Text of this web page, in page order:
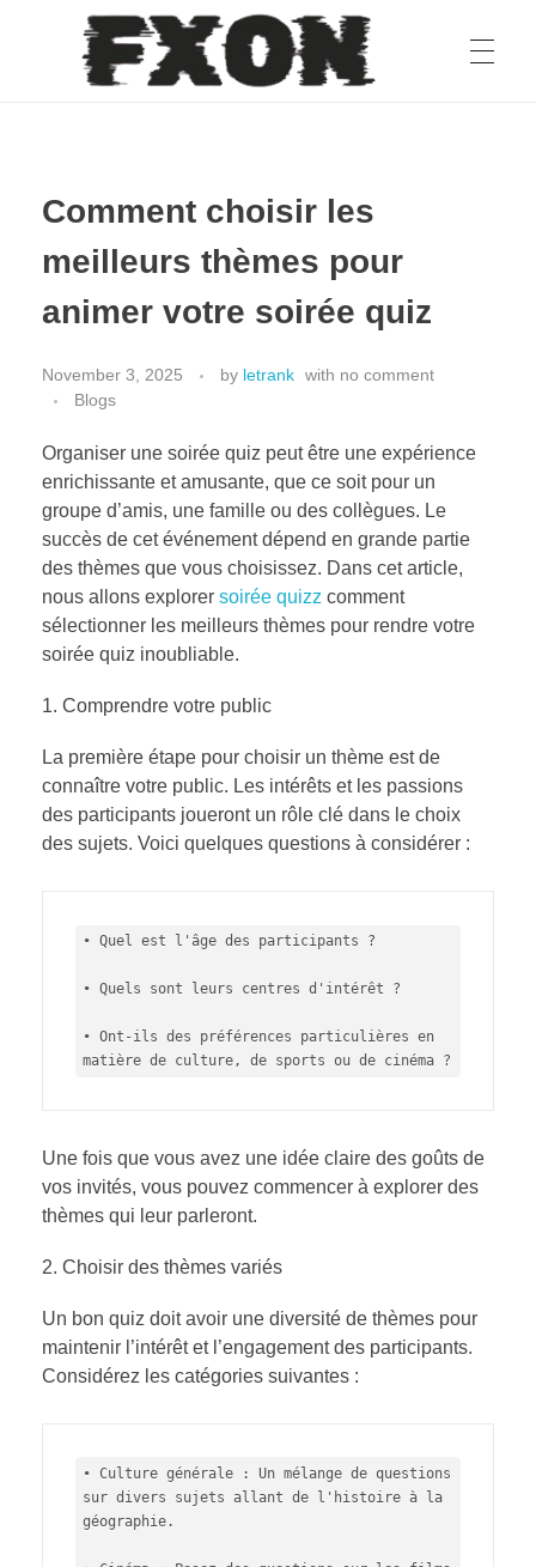
fxon
Comment choisir les
meilleurs thèmes pour
animer votre soirée quiz
November 3, 2025 by letrank with no comment
Blogs
Organiser une soirée quiz peut être une expérience
enrichissante et amusante, que ce soit pour un
groupe d’amis, une famille ou des collègues. Le
succès de cet événement dépend en grande partie
des thèmes que vous choisissez. Dans cet article,
nous allons explorer soirée quizz comment
sélectionner les meilleurs thèmes pour rendre votre
soirée quiz inoubliable.
Comprendre votre public
La première étape pour choisir un thème est de
connaître votre public. Les intérêts et les passions
des participants joueront un rôle clé dans le choix
des sujets. Voici quelques questions à considérer :
• Quel est l'âge des participants ?
• Quels sont leurs centres d'intérêt ?
• Ont-ils des préférences particulières en
matière de culture, de sports ou de cinéma ?
Une fois que vous avez une idée claire des goûts de
vos invités, vous pouvez commencer à explorer des
thèmes qui leur parleront.
Choisir des thèmes variés
Un bon quiz doit avoir une diversité de thèmes pour
maintenir l’intérêt et l’engagement des participants.
Considérez les catégories suivantes :
• Culture générale : Un mélange de questions
sur divers sujets allant de l'histoire à la
géographie.